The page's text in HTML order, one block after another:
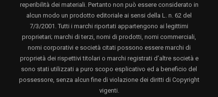
reperibilità dei materiali. Pertanto non può essere considerato in
alcun modo un prodotto editoriale ai sensi della L. n. 62 del
7/3/2001. Tutti i marchi riportati appartengono ai legittimi
proprietari; marchi di terzi, nomi di prodotti, nomi commerciali,
nomi corporativi e società citati possono essere marchi di
proprietà dei rispettivi titolari o marchi registrati d’altre società e
sono stati utilizzati a puro scopo esplicativo ed a beneficio del
possessore, senza alcun fine di violazione dei diritti di Copyright
vigenti.